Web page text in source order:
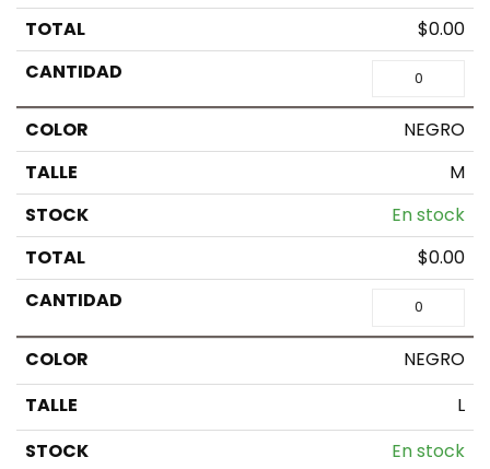
$0.00
NEGRO
M
En stock
$0.00
NEGRO
L
En stock